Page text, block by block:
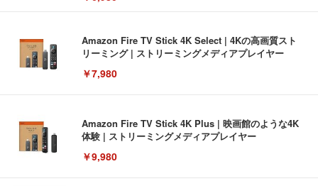
Amazon Fire TV Stick 4K Select | 4Kの高画質スト
リーミング | ストリーミングメディアプレイヤー
￥7,980
Amazon Fire TV Stick 4K Plus | 映画館のような4K
体験 | ストリーミングメディアプレイヤー
￥9,980